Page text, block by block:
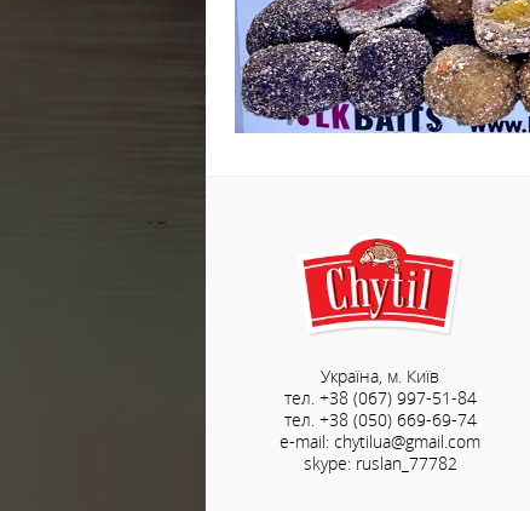
Україна, м. Київ
тел. +38 (067) 997-51-84
тел. +38 (050) 669-69-74
e-mail: chytilua@gmail.com
skype: ruslan_77782